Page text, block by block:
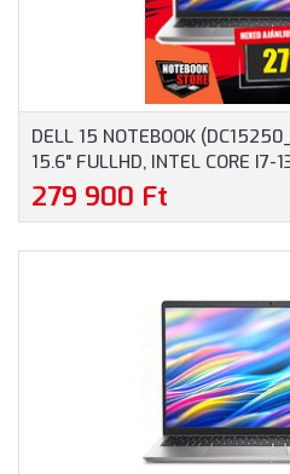
DELL 15 NOTEBOOK
15.6" FULLHD, INTEL CORE I7-
MAGYAR BILLENTYŰZET,
GARANCIA, EZÜST SZÍNBEN
279 900 Ft